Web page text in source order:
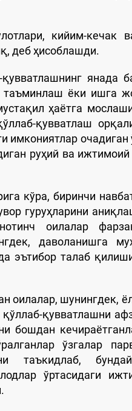
кийим-кечак
деб ҳисоблашди.
янада
таъминлаш ёки ишга
ҳаётга
қувватлаш
очадиган
руҳий ва
кўра, биринчи
гуруҳларини
оилалар
даволанишга
эътибор талаб
оилалар, шунингдек,
қувватлашни
бошдан
ўзгалар
таъкидлаб,
ўртасидаги